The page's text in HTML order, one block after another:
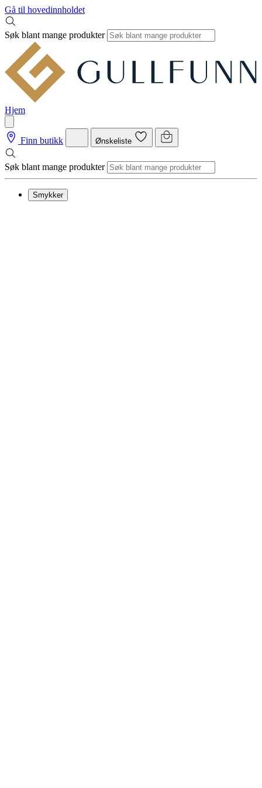
Gå til hovedinnholdet
Søk blant mange produkter
Hjem
Finn butikk Ønskeliste
Søk blant mange produkter
Smykker